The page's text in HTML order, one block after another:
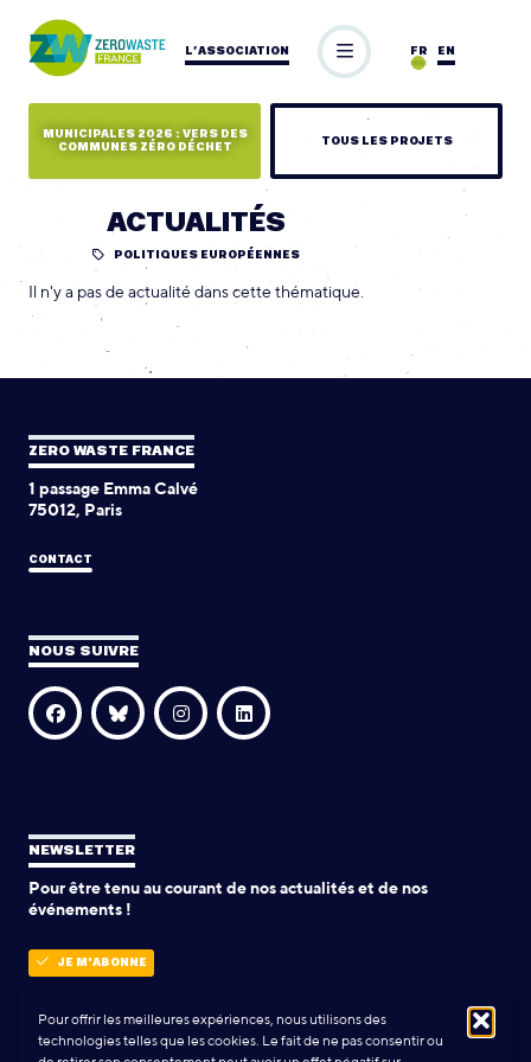
Pour offrir les meilleures expériences, nous utilisons des
technologies telles que les cookies. Le fait de ne pas consentir ou
L’ASSOCIATION EN
FR
MUNICIPALES 2026 : VERS DES
COMMUNES ZÉRO DÉCHET
TOUS LES PROJETS
ACTUALITÉS
POLITIQUES EUROPÉENNES
Il n'y a pas de actualité dans cette thématique.
ZERO WASTE FRANCE
1 passage Emma Calvé
75012, Paris
CONTACT
NOUS SUIVRE
NEWSLETTER
Pour être tenu au courant de nos actualités et de nos
événements !
JE M'ABONNE
POLITIQUE DE CONFIDENTIALITÉ